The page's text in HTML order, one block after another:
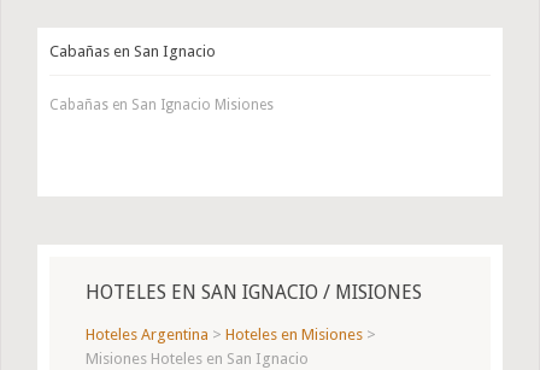
Cabañas en San Ignacio
Cabañas en San Ignacio Misiones
HOTELES EN SAN IGNACIO / MISIONES
Hoteles Argentina > Hoteles en Misiones >
Misiones Hoteles en San Ignacio